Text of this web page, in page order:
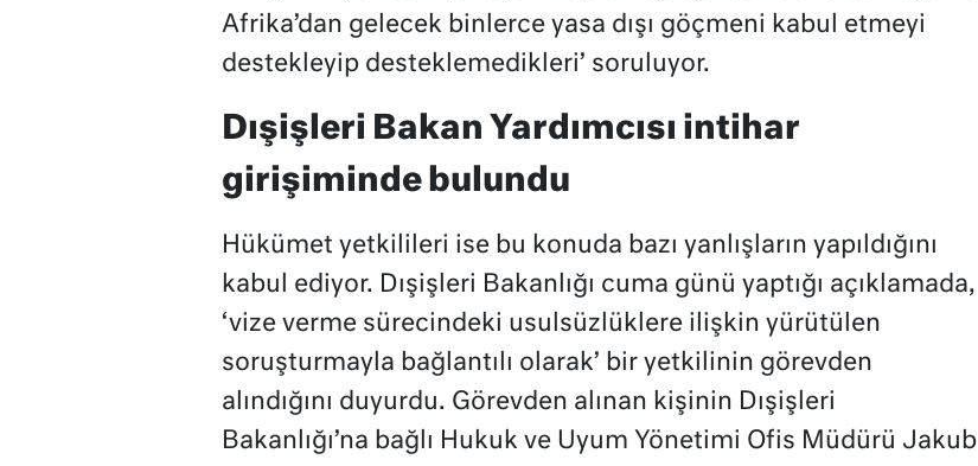
Afrika’dan gelecek binlerce yasa dışı göçmeni kabul etmeyi
destekleyip desteklemedikleri’ soruluyor.
Dışişleri Bakan Yardımcısı intihar
girişiminde bulundu
Hükümet yetkilileri ise bu konuda bazı yanlışların yapıldığını
kabul ediyor. Dışişleri Bakanlığı cuma günü yaptığı açıklamada,
‘vize verme sürecindeki usulsüzlüklere ilişkin yürütülen
soruşturmayla bağlantılı olarak’ bir yetkilinin görevden
alındığını duyurdu. Görevden alınan kişinin Dışişleri
Bakanlığı’na bağlı Hukuk ve Uyum Yönetimi Ofis Müdürü Jakub